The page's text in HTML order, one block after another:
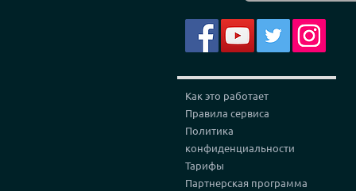
Как это работает
Правила сервиса
Политика
конфиденциальности
Тарифы
Партнерская программа